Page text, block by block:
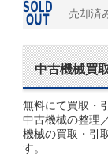
売却済
中古機械買
無料にて買取・
中古機械の整理
機械の買取・引
す。